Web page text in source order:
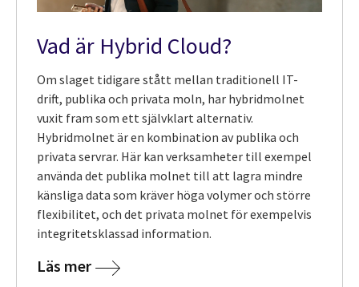
Vad är Hybrid Cloud?
Om slaget tidigare stått mellan traditionell IT-
drift, publika och privata moln, har hybridmolnet
vuxit fram som ett självklart alternativ.
Hybridmolnet är en kombination av publika och
privata servrar. Här kan verksamheter till exempel
använda det publika molnet till att lagra mindre
känsliga data som kräver höga volymer och större
flexibilitet, och det privata molnet för exempelvis
integritetsklassad information.
Läs mer